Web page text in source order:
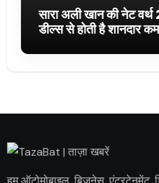
सारा अली खान की नेट
डील्स से होती है शानदार